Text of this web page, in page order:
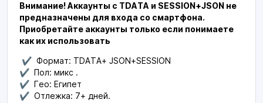
Внимание! Аккаунты с TDATA и SESSION+JSON не
предназначены для входа со смартфона.
Приобретайте аккаунты только если понимаете
как их использовать
✔ Формат: TDATA+ JSON+SESSION
✔ Пол: микс .
✔ Гео: Египет
✔ Отлежка: 7+ дней.